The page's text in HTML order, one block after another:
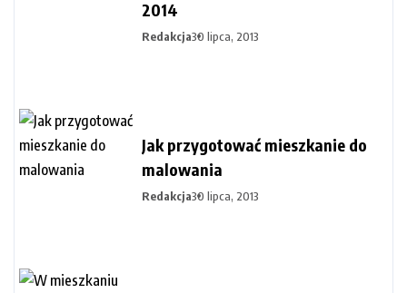
2014
Redakcja30 lipca, 2013
Jak przygotować mieszkanie do
malowania
Redakcja30 lipca, 2013